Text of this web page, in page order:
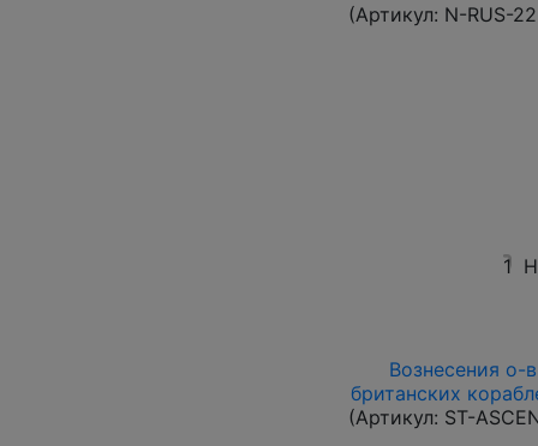
(Артикул: N-RUS-
1
Вознесения о-
британских
(Артикул: ST-